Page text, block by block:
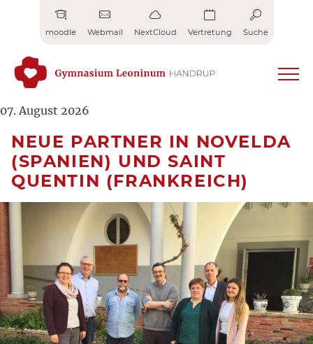
moodle Webmail NextCloud Vertretung Suche
07. August 2026
NEUE PARTNER IN NOVELDA
(SPANIEN) UND SAINT
QUENTIN (FRANKREICH)